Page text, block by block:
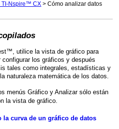
TI-Nspire™ CX >Cómo analizar datos
utilice la vista de gráfico para
los gráficos y después
tales como integrales, estadísticas y
naturaleza matemática de los datos.
menús Gráfico y Analizar sólo están
la vista de gráfico.
la curva de un gráfico de datos